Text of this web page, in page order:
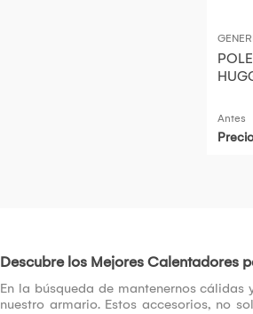
Antes
Precio
Descubre los Mejores Calentadores
En la búsqueda de mantenernos
nuestro armario. Estos accesorios, no